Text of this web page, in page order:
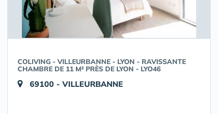
COLIVING - VILLEURBANNE - LYON - RAVISSANTE
CHAMBRE DE 11 M² PRÈS DE LYON - LYO46
69100 - VILLEURBANNE